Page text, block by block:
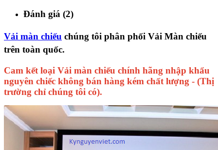
Đánh giá (2)
Vải màn chiếu chúng tôi phân phối Vải Màn chiếu
trên toàn quốc.
Cam kết loại Vải màn chiếu chính hãng nhập khẩu
nguyên chiếc không bán hàng kém chất lượng - (Thị
trường chỉ chúng tôi có).